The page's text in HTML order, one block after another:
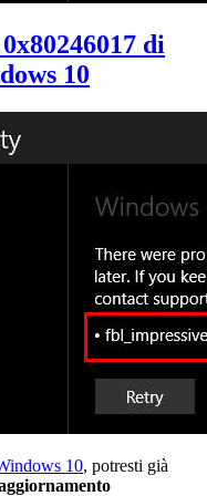
di
10
10, potresti già